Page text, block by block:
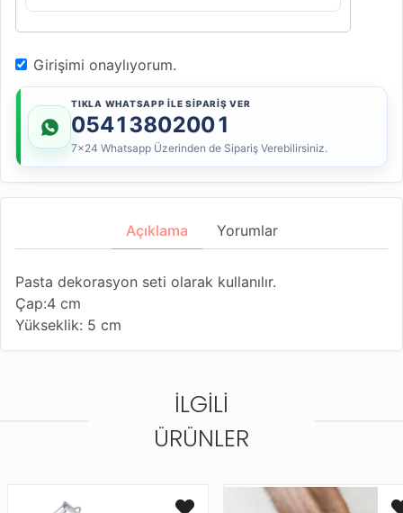
Girişimi onaylıyorum.
TIKLA WHATSAPP İLE SİPARİŞ VER
05413802001
7x24 Whatsapp Üzerinden de Sipariş Verebilirsiniz.
Açıklama Yorumlar
Pasta dekorasyon seti olarak kullanılır.
Çap:4 cm
Yükseklik: 5 cm
İLGILI
ÜRÜNLER